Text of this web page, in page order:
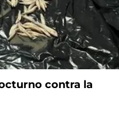
contra la